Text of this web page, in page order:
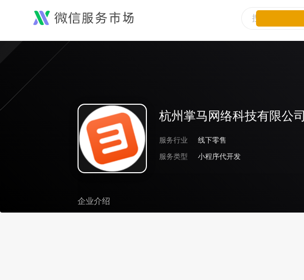
杭州掌马网络科技有限公司
服务行业
线下零售
服务类型
小程序代开发
企业介绍